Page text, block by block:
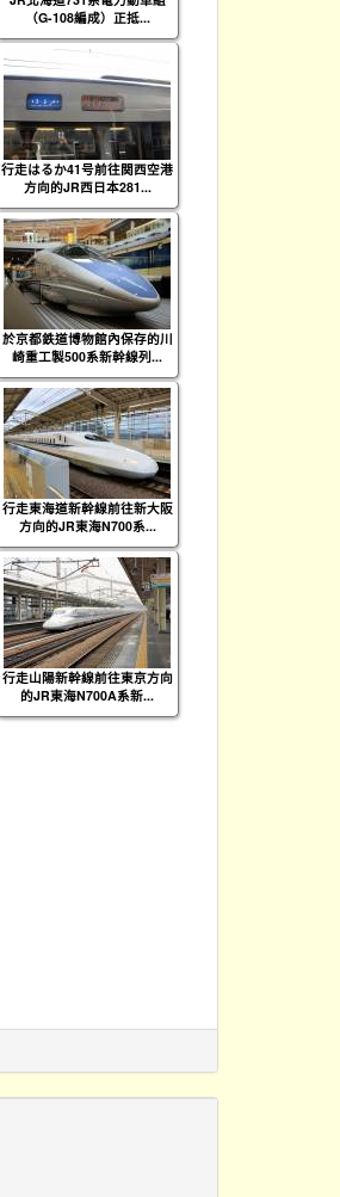
（G-108編成）正抵...
行走はるか41号前往関西空港
方向的JR西日本281...
於京都鉄道博物館內保存的川
崎重工製500系新幹線列...
行走東海道新幹線前往新大阪
方向的JR東海N700系...
行走山陽新幹線前往東京方向
的JR東海N700A系新...